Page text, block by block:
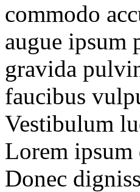
commodo
augue ipsum
gravida
faucibus
Vestibulum
Lorem ipsum
Donec